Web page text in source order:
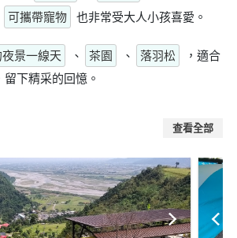
可攜帶寵物 也非常受大人小孩喜愛。
景一線天 、 茶園 、 落羽松
，適合
下精采的回憶。
查看全部